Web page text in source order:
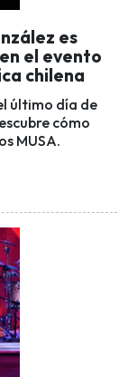
es
el evento
chilena
último día de
cómo
MUSA.